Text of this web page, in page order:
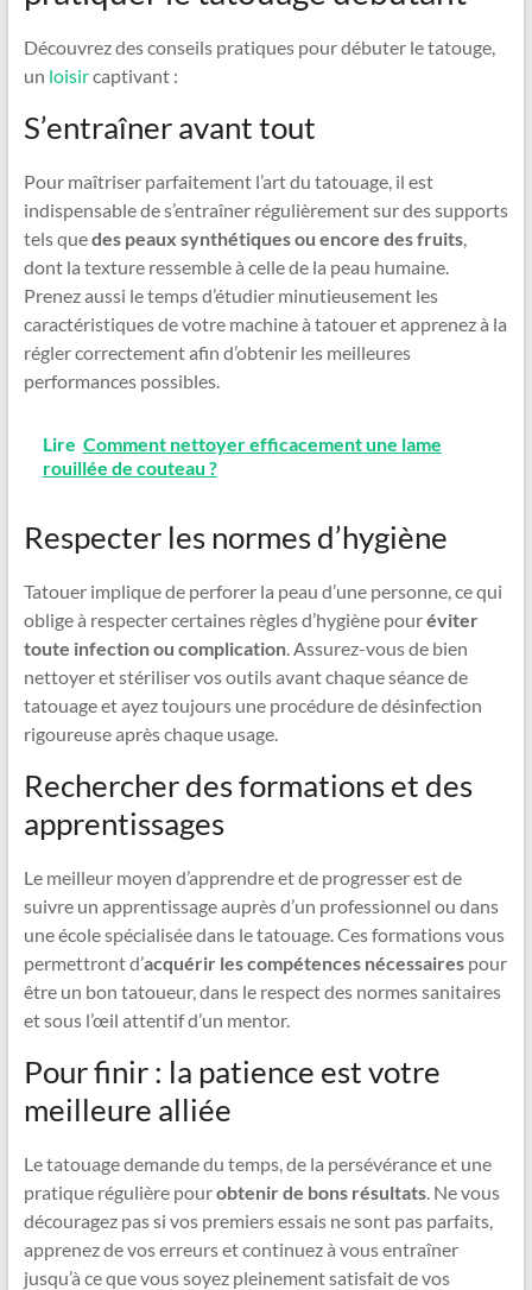
Découvrez des conseils pratiques pour débuter le tatouge,
un loisircaptivant :
S’entraîner avant tout
Pour maîtriser parfaitement l’art du tatouage, il est
indispensable de s’entraîner régulièrement sur des supports
tels quedes peaux synthétiques ou encore des fruits,
dont la texture ressemble à celle de la peau humaine.
Prenez aussi le temps d’étudier minutieusement les
caractéristiques de votre machine à tatouer et apprenez à la
régler correctement afin d’obtenir les meilleures
performances possibles.
Lire Comment nettoyer efficacement une lame
rouillée de couteau ?
Respecter les normes d’hygiène
Tatouer implique de perforer la peau d’une personne, ce qui
oblige à respecter certaines règles d’hygiène pouréviter
toute infection ou complication. Assurez-vous de bien
nettoyer et stériliser vos outils avant chaque séance de
tatouage et ayez toujours une procédure de désinfection
rigoureuse après chaque usage.
Rechercher des formations et des
apprentissages
Le meilleur moyen d’apprendre et de progresser est de
suivre un apprentissage auprès d’un professionnel ou dans
une école spécialisée dans le tatouage. Ces formations vous
permettront d’acquérir les compétences nécessairespour
être un bon tatoueur, dans le respect des normes sanitaires
et sous l’œil attentif d’un mentor.
Pour finir : la patience est votre
meilleure alliée
Le tatouage demande du temps, de la persévérance et une
pratique régulière pourobtenir de bons résultats. Ne vous
découragez pas si vos premiers essais ne sont pas parfaits,
apprenez de vos erreurs et continuez à vous entraîner
jusqu’à ce que vous soyez pleinement satisfait de vos